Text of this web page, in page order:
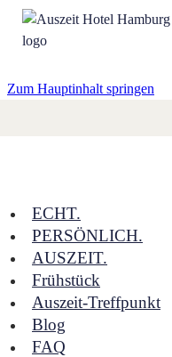
Zum Hauptinhalt springen
ECHT.
PERSÖNLICH.
AUSZEIT.
Frühstück
Auszeit-Treffpunkt
Blog
FAQ